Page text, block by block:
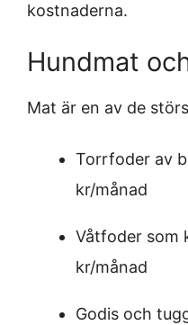
kostnaderna.
Hundmat
Mat är en av de
Torrfoder av
kr/månad
Våtfoder som
kr/månad
Godis och